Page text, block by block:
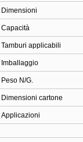
Dimensioni
Capacità
Tamburi applicabili
Imballaggio
Peso N/G.
Dimensioni cartone
Applicazioni